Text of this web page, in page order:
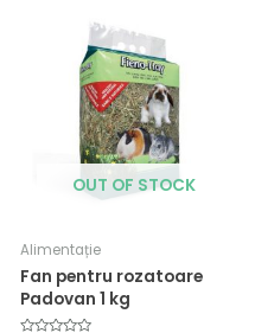
OUT OF STOCK
Alimentație
Fan pentru rozatoare
Padovan 1 kg